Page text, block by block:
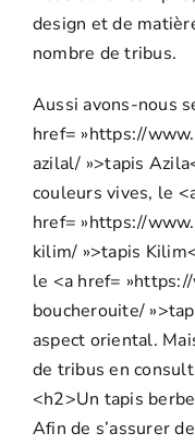
design et de
nombre de tribus.
Aussi avons-nous
href= »https://
azilal/ »>tapis
couleurs vives, le
href= »https://
kilim/ »>tapis
le <a href=
boucherouite/
aspect oriental.
de tribus en
<h2>Un tapis
Afin de s’assurer